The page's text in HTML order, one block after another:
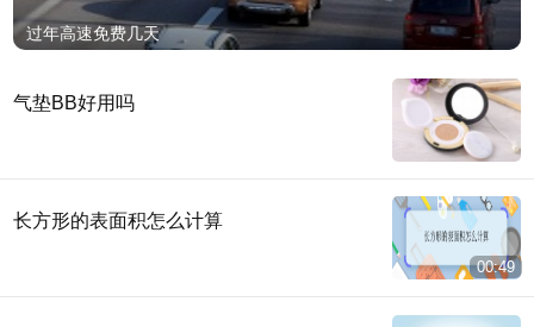
过年高速免费几天
气垫BB好用吗
长方形的表面积怎么计算
00:49